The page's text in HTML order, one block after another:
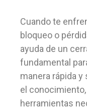
Cuando te
bloqueo o
ayuda de un
fundamental
manera rápida
el
herramientas